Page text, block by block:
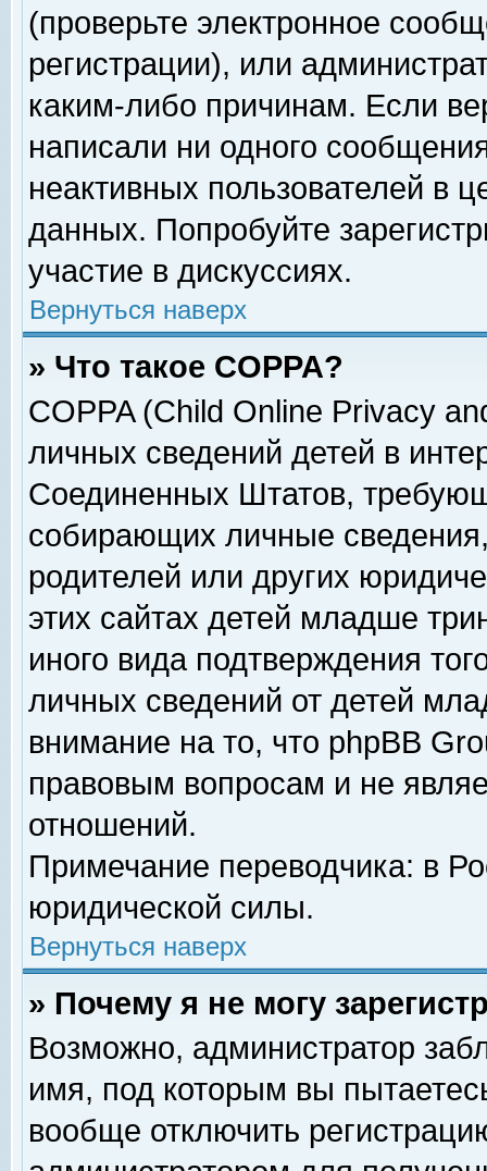
(проверьте электронное
регистрации), или
каким-либо причинам. Если
написали ни одного
неактивных пользователей в
данных. Попробуйте
участие в дискуссиях.
Вернуться наверх
» Что такое COPPA?
COPPA (Child Online Privacy
личных сведений детей в
Соединенных Штатов,
собирающих личные
родителей или других
этих сайтах детей младше
иного вида подтверждения
личных сведений от детей
внимание на то, что phpBB
правовым вопросам и не
отношений.
Примечание переводчика: в
юридической силы.
Вернуться наверх
» Почему я не могу
Возможно, администратор
имя, под которым вы
вообще отключить